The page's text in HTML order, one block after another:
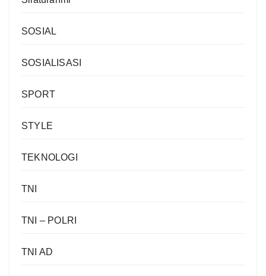
SOSIAL
SOSIALISASI
SPORT
STYLE
TEKNOLOGI
TNI
TNI – POLRI
TNI AD